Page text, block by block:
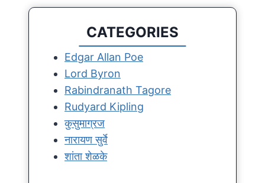
CATEGORIES
Edgar Allan Poe
Lord Byron
Rabindranath Tagore
Rudyard Kipling
कुसुमाग्रज
नारायण सुर्वे
शांता शेळके